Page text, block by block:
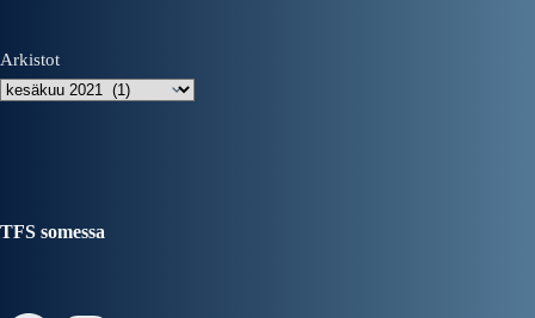
Arkistot
TFS somessa